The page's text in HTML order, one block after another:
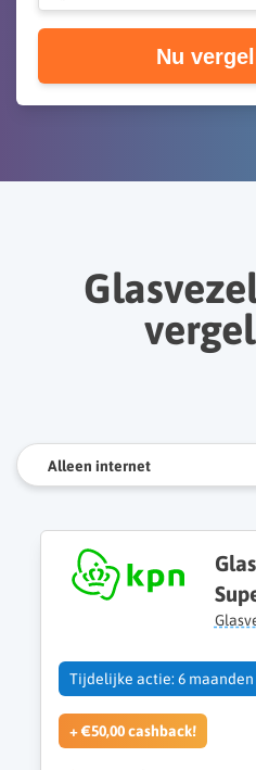
Nu
Alleen internet
Tijdelijke actie: 6 maanden
+ €50,00 cashback!